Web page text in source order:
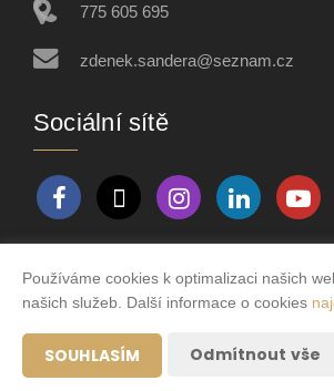
775 605 695
zdenek.sandera@seznam.cz
Sociální sítě
Vytvořeno v systémuCHYTRÝ
Používáme cookies k optimalizaci našich
našich služeb. Další informace o cookies
SOUHLASÍM Odmítnout vše